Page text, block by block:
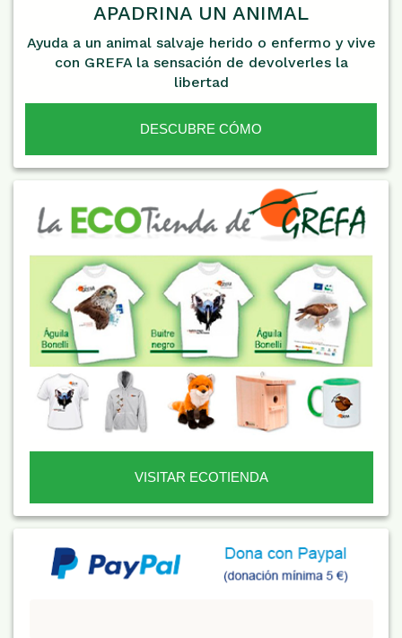
APADRINA UN ANIMAL
Ayuda a un animal salvaje herido o enfermo y vive
con GREFA la sensación de devolverles la
libertad
DESCUBRE CÓMO
VISITAR ECOTIENDA